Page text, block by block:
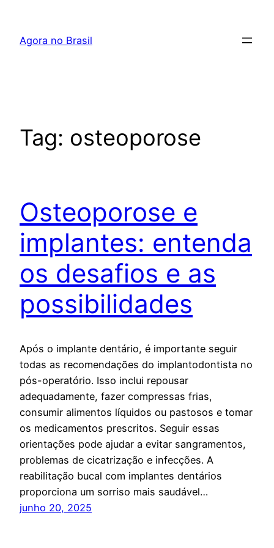
Agora no Brasil
Tag: osteoporose
Osteoporose e
implantes: entenda
os desafios e as
possibilidades
Após o implante dentário, é importante seguir
todas as recomendações do implantodontista no
pós-operatório. Isso inclui repousar
adequadamente, fazer compressas frias,
consumir alimentos líquidos ou pastosos e tomar
os medicamentos prescritos. Seguir essas
orientações pode ajudar a evitar sangramentos,
problemas de cicatrização e infecções. A
reabilitação bucal com implantes dentários
proporciona um sorriso mais saudável…
junho 20, 2025